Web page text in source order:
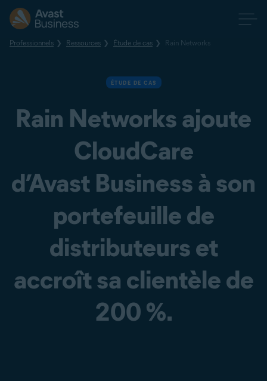
Professionnels Ressources Étude de cas Rain Networks
ÉTUDE DE CAS
Rain Networks ajoute
CloudCare
d’Avast Business à son
portefeuille de
distributeurs et
accroît sa clientèle de
200 %.